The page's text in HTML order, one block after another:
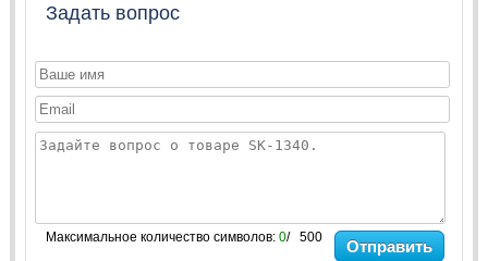
Задать вопрос
Максимальное количество символов: 0/ 500 Отправить